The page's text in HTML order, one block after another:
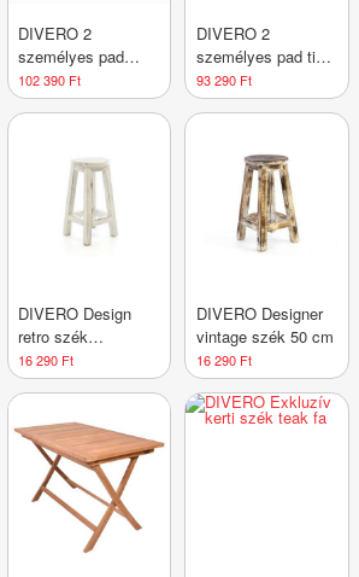
DIVERO 2
személyes pad
kezelt teakfa 120
cm
102 390 Ft
DIVERO 2
személyes pad tikfa
kezeletlen 120 cm
93 290 Ft
DIVERO Design
retro szék
VINTAGE 50 cm
16 290 Ft
DIVERO Designer
vintage szék 50 cm
16 290 Ft